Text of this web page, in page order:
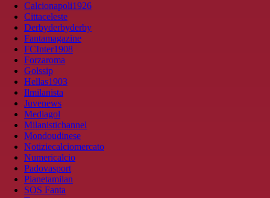
Calcionapoli1926
Cittaceleste
Derbyderbyderby
Fantamagazine
FCInter1908
Forzaroma
Golssip
Hellas1903
Ilmilanista
Juvenews
Mediagol
Milanistichannel
Mondoudinese
Notiziecalciomercato
Numericalcio
Padovasport
Pianetamilan
SOS Fanta